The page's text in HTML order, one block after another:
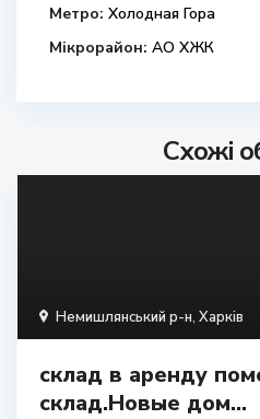
Метро: Холодная Гора
Мікрорайон: АО ХЖК
Схожі
Немишлянський р-н, Харків
склад в аренду
склад.Новые дом...